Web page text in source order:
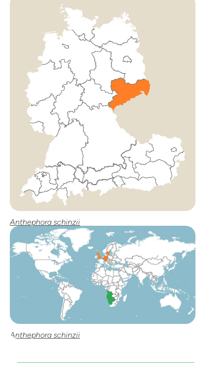
Anthephora schinzii
Anthephora schinzii